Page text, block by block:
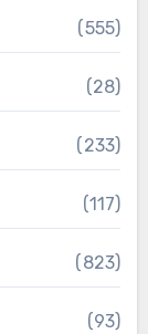
(555)
(28)
(233)
(117)
(823)
(93)